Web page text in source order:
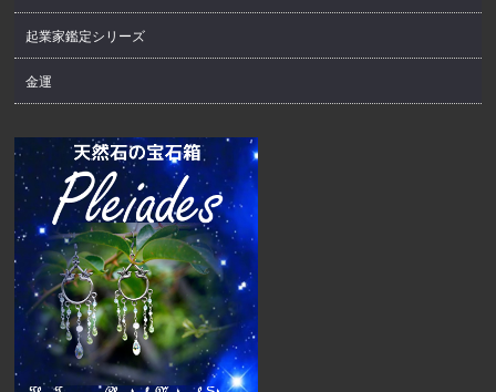
起業家鑑定シリーズ
金運